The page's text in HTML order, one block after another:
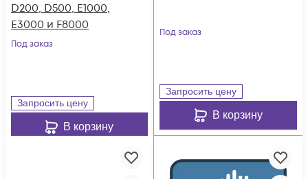
D200, D500, E1000,
E3000 и F8000
Под заказ
Запросить цену
В корзину
Под заказ
Запросить цену
В корзину